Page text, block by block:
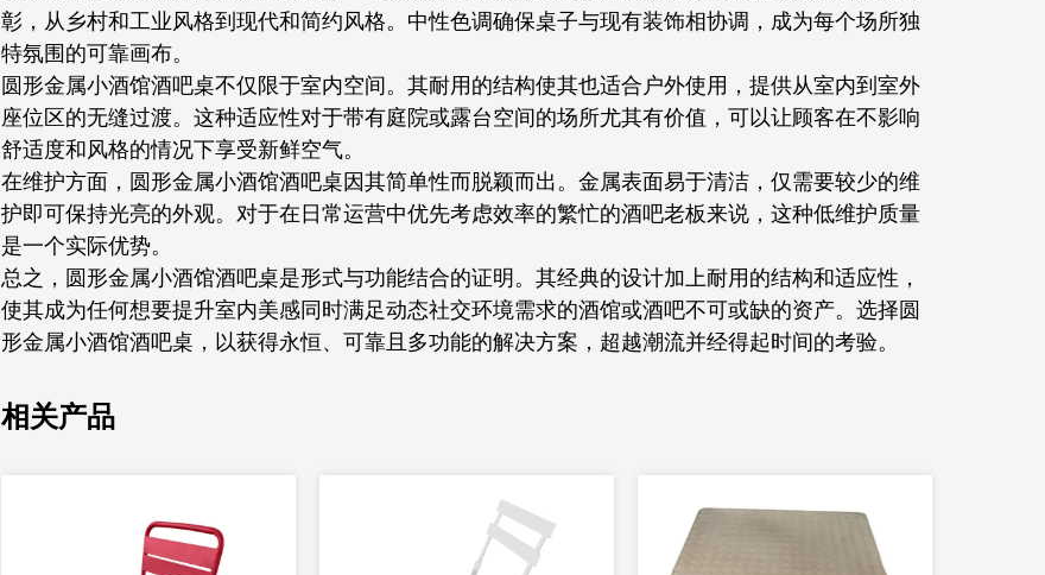
彰，从乡村和工业风格到现代和简约风格。中性色调确保桌子与现有装饰相协调，成为每个场所独
特氛围的可靠画布。
圆形金属小酒馆酒吧桌不仅限于室内空间。其耐用的结构使其也适合户外使用，提供从室内到室外
座位区的无缝过渡。这种适应性对于带有庭院或露台空间的场所尤其有价值，可以让顾客在不影响
舒适度和风格的情况下享受新鲜空气。
在维护方面，圆形金属小酒馆酒吧桌因其简单性而脱颖而出。金属表面易于清洁，仅需要较少的维
护即可保持光亮的外观。对于在日常运营中优先考虑效率的繁忙的酒吧老板来说，这种低维护质量
是一个实际优势。
总之，圆形金属小酒馆酒吧桌是形式与功能结合的证明。其经典的设计加上耐用的结构和适应性，
使其成为任何想要提升室内美感同时满足动态社交环境需求的酒馆或酒吧不可或缺的资产。选择圆
形金属小酒馆酒吧桌，以获得永恒、可靠且多功能的解决方案，超越潮流并经得起时间的考验。
相关产品